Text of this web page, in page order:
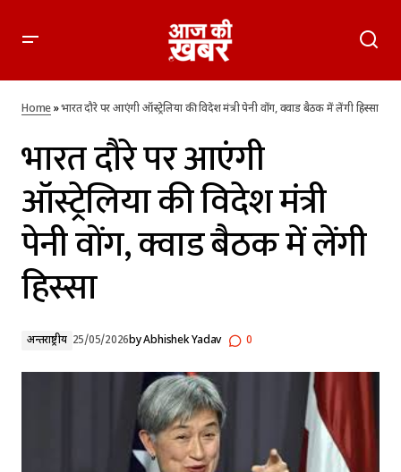
लेंगी हिस्सा
Home»भारत दौरे पर आएंगी ऑस्ट्रेलिया की विदेश मंत्री पेनी वोंग, क्वाड बैठक में लेंगी हिस्सा
भारत दौरे पर आएंगी
ऑस्ट्रेलिया की विदेश मंत्री
पेनी वोंग, क्वाड बैठक में लेंगी
हिस्सा
अन्तर्राष्ट्रीय 25/05/2026byAbhishek Yadav 0